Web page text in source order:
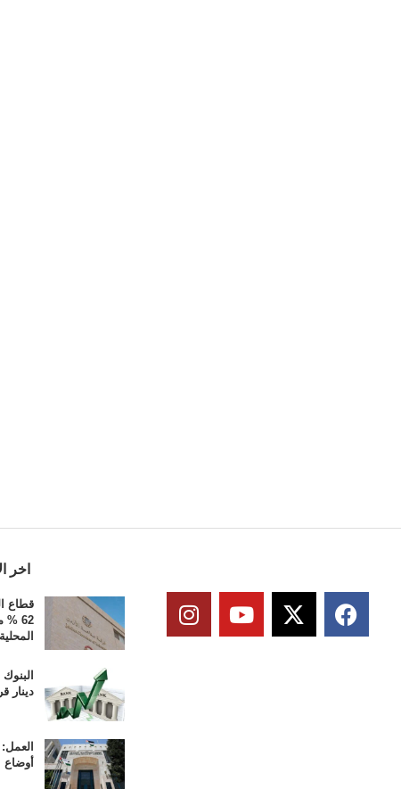
اخر
قطاع
62
المحلية
دينار
أوضاع